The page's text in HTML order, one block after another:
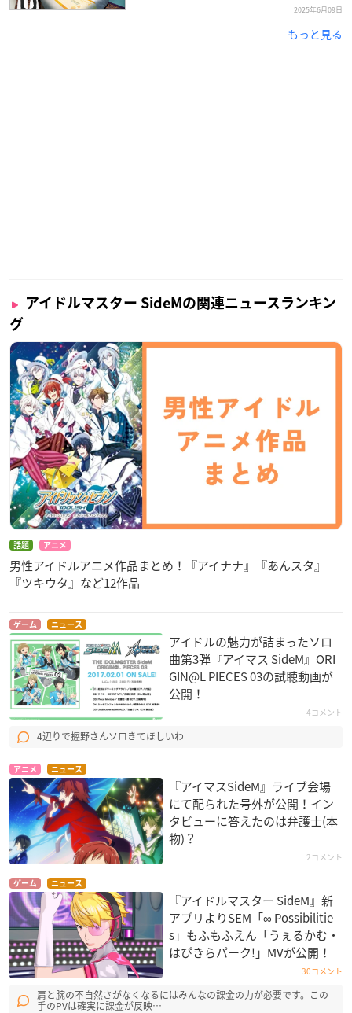
2025年6月09日
もっと見る
アイドルマスター SideMの関連ニュースランキン
グ
話題 アニメ
男性アイドルアニメ作品まとめ！『アイナナ』『あんスタ』
『ツキウタ』など12作品
ゲーム ニュース
アイドルの魅力が詰まったソロ
曲第3弾『アイマス SideM』ORI
GIN@L PIECES 03の試聴動画が
公開！
4コメント
4辺りで握野さんソロきてほしいわ
アニメ ニュース
『アイマスSideM』ライブ会場
にて配られた号外が公開！イン
タビューに答えたのは弁護士(本
物)？
2コメント
ゲーム ニュース
『アイドルマスター SideM』新
アプリよりSEM「∞ Possibilitie
s」もふもふえん「うぇるかむ・
はぴきらパーク!」MVが公開！
30コメント
肩と腕の不自然さがなくなるにはみんなの課金の力が必要です。この
手のPVは確実に課金が反映…